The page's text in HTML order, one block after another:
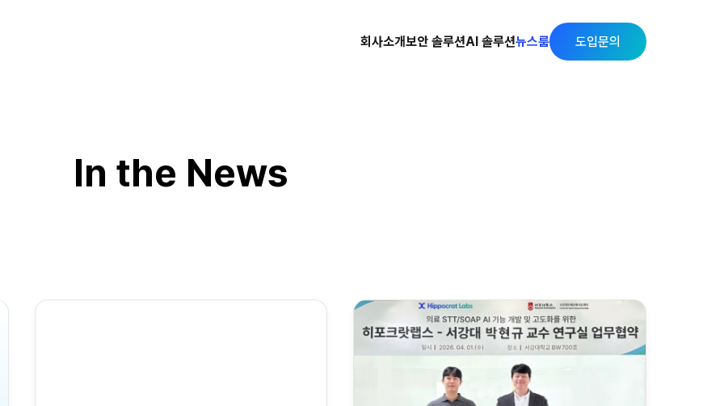
회사소개보안 솔루션AI 솔루션뉴스룸 도입문의
In the News